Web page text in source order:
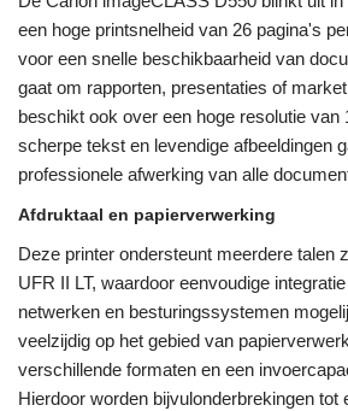
een hoge printsnelheid van 26 pagina's
voor een snelle beschikbaarheid van
gaat om rapporten, presentaties of
beschikt ook over een hoge resolutie van
scherpe tekst en levendige afbeeldingen
professionele afwerking van alle
Afdruktaal en papierverwerking
Deze printer ondersteunt meerdere talen
UFR II LT, waardoor eenvoudige
netwerken en besturingssystemen
veelzijdig op het gebied van
verschillende formaten en een
Hierdoor worden bijvulonderbrekingen tot